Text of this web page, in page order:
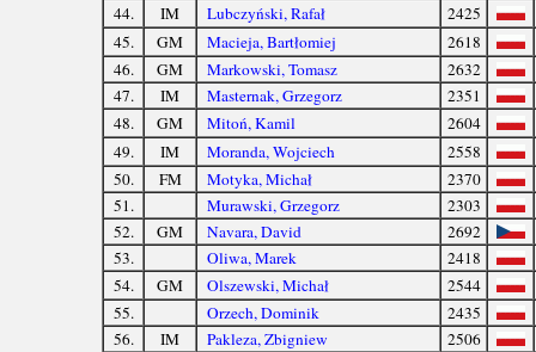
44.
IM Lubczyński, Rafał
2425
45.
GM Macieja, Bartłomiej
2618
46.
GM Markowski, Tomasz
2632
47.
IM Masternak, Grzegorz
2351
48.
GM Mitoń, Kamil
2604
49.
IM Moranda, Wojciech
2558
50.
FM Motyka, Michał
2370
51.
Murawski, Grzegorz
2303
52.
GM Navara, David
2692
53.
Oliwa, Marek
2418
54.
GM Olszewski, Michał
2544
55.
Orzech, Dominik
2435
56.
IM Pakleza, Zbigniew
2506